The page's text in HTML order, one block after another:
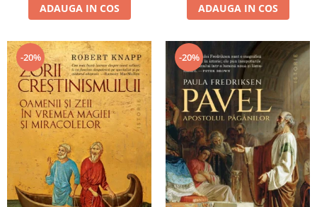
ADAUGA IN COS ADAUGA IN COS
-20% -20%